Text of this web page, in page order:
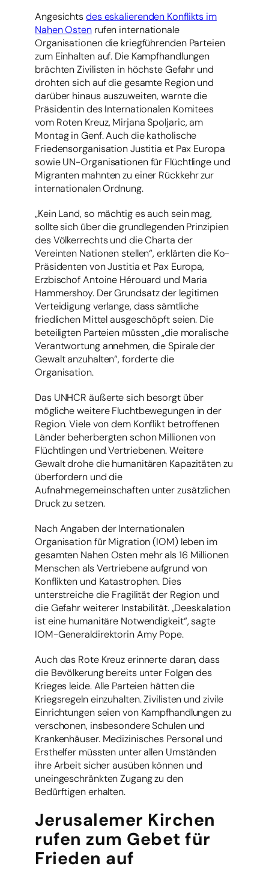
Angesichtsdes eskalierenden Konflikts im
Nahen Ostenrufen internationale
Organisationen die kriegführenden Parteien
zum Einhalten auf. Die Kampfhandlungen
brächten Zivilisten in höchste Gefahr und
drohten sich auf die gesamte Region und
darüber hinaus auszuweiten, warnte die
Präsidentin des Internationalen Komitees
vom Roten Kreuz, Mirjana Spoljaric, am
Montag in Genf. Auch die katholische
Friedensorganisation Justitia et Pax Europa
sowie UN-Organisationen für Flüchtlinge und
Migranten mahnten zu einer Rückkehr zur
internationalen Ordnung.
„Kein Land, so mächtig es auch sein mag,
sollte sich über die grundlegenden Prinzipien
des Völkerrechts und die Charta der
Vereinten Nationen stellen“, erklärten die Ko-
Präsidenten von Justitia et Pax Europa,
Erzbischof Antoine Hérouard und Maria
Hammershoy. Der Grundsatz der legitimen
Verteidigung verlange, dass sämtliche
friedlichen Mittel ausgeschöpft seien. Die
beteiligten Parteien müssten „die moralische
Verantwortung annehmen, die Spirale der
Gewalt anzuhalten“, forderte die
Organisation.
Das UNHCR äußerte sich besorgt über
mögliche weitere Fluchtbewegungen in der
Region. Viele von dem Konflikt betroffenen
Länder beherbergten schon Millionen von
Flüchtlingen und Vertriebenen. Weitere
Gewalt drohe die humanitären Kapazitäten zu
überfordern und die
Aufnahmegemeinschaften unter zusätzlichen
Druck zu setzen.
Nach Angaben der Internationalen
Organisation für Migration (IOM) leben im
gesamten Nahen Osten mehr als 16 Millionen
Menschen als Vertriebene aufgrund von
Konflikten und Katastrophen. Dies
unterstreiche die Fragilität der Region und
die Gefahr weiterer Instabilität. „Deeskalation
ist eine humanitäre Notwendigkeit“, sagte
IOM-Generaldirektorin Amy Pope.
Auch das Rote Kreuz erinnerte daran, dass
die Bevölkerung bereits unter Folgen des
Krieges leide. Alle Parteien hätten die
Kriegsregeln einzuhalten. Zivilisten und zivile
Einrichtungen seien von Kampfhandlungen zu
verschonen, insbesondere Schulen und
Krankenhäuser. Medizinisches Personal und
Ersthelfer müssten unter allen Umständen
ihre Arbeit sicher ausüben können und
uneingeschränkten Zugang zu den
Bedürftigen erhalten.
Jerusalemer Kirchen
rufen zum Gebet für
Frieden auf